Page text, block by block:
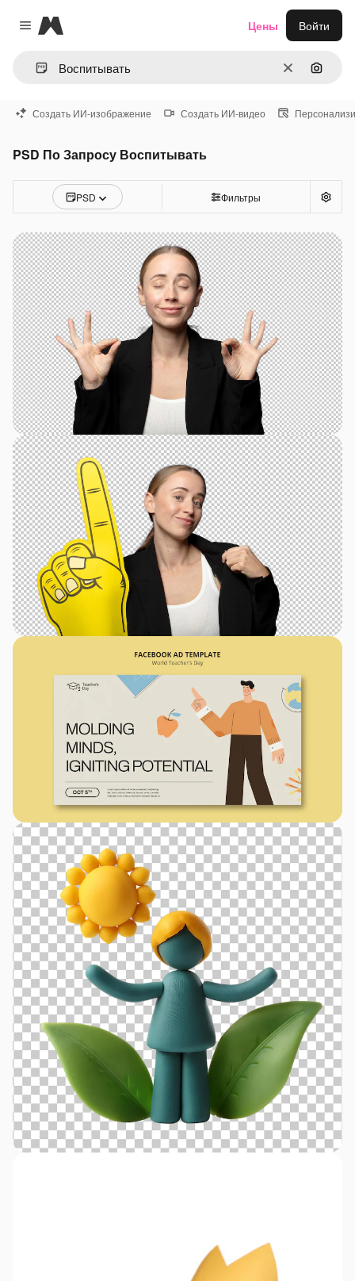
Close menu
Magnific
ОчиститьПоиск
Цены Войти
Создать ИИ-изображение Создать ИИ-видео
PSD По Запросу Воспитывать
PSD Фильтры